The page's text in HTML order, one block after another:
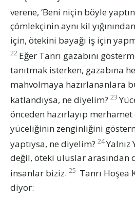
verene, ‘Beni niçin böyle
çömlekçinin aynı kil
için, ötekini bayağı iş için
22 Eğer Tanrı gazabını
tanıtmak isterken, gazabına
mahvolmaya hazırlananlara
katlandıysa, ne diyelim? 23
önceden hazırlayıp
yüceliğinin zenginliğini
yaptıysa, ne diyelim? 24
değil, öteki uluslar arasından
insanlar biziz. 25 Tanrı Hoşea
diyor: